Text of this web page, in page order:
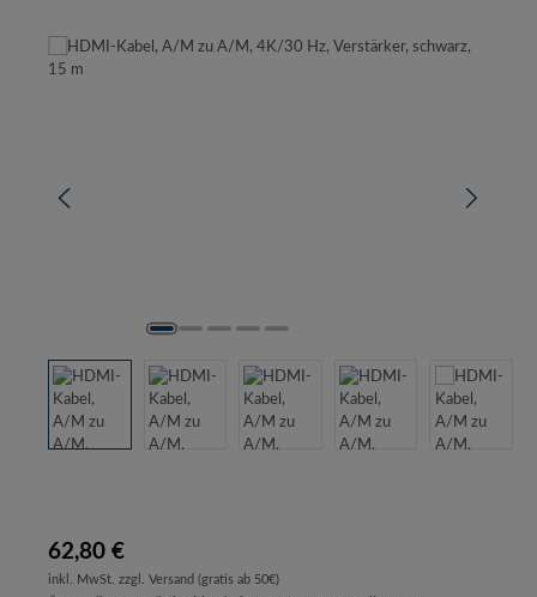
Bildergalerie überspringen
62,80 €
inkl. MwSt. zzgl. Versand (gratis ab 50€)